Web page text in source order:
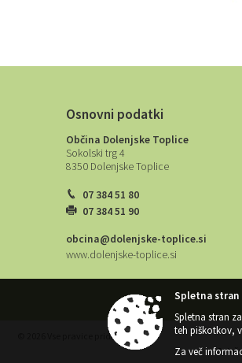
Osnovni podatki
Občina Dolenjske Toplice
Sokolski trg 4
8350 Dolenjske Toplice
07 384 51 80
07 384 51 90
obcina@dolenjske-toplice.si
www.dolenjske-toplice.si
© 2026 Vse pravice pridržane
Spletna
Spletna stran
teh piškotkov,
Za več